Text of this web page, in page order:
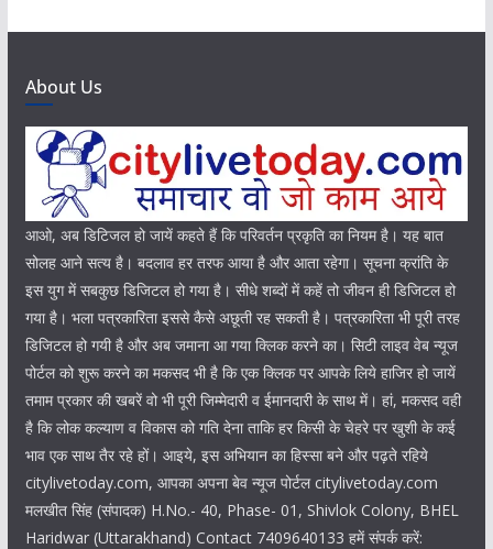
About Us
आओ, अब डिटिजल हो जायें कहते हैं कि परिवर्तन प्रकृति का नियम है। यह बात
सोलह आने सत्य है। बदलाव हर तरफ आया है और आता रहेगा। सूचना क्रांति के
इस युग में सबकुछ डिजिटल हो गया है। सीधे शब्दों में कहें तो जीवन ही डिजिटल हो
गया है। भला पत्रकारिता इससे कैसे अछूती रह सकती है। पत्रकारिता भी पूरी तरह
डिजिटल हो गयी है और अब जमाना आ गया क्लिक करने का। सिटी लाइव वेब न्यूज
पोर्टल को शुरू करने का मकसद भी है कि एक क्लिक पर आपके लिये हाजिर हो जायें
तमाम प्रकार की खबरें वो भी पूरी जिम्मेदारी व ईमानदारी के साथ में। हां, मकसद वही
है कि लोक कल्याण व विकास को गति देना ताकि हर किसी के चेहरे पर खुशी के कई
भाव एक साथ तैर रहे हों। आइये, इस अभियान का हिस्सा बने और पढ़ते रहिये
citylivetoday.com, आपका अपना बेव न्यूज पोर्टल citylivetoday.com
मलखीत सिंह (संपादक) H.No.- 40, Phase- 01, Shivlok Colony, BHEL
Haridwar (Uttarakhand) Contact 7409640133 हमें संपर्क करें: